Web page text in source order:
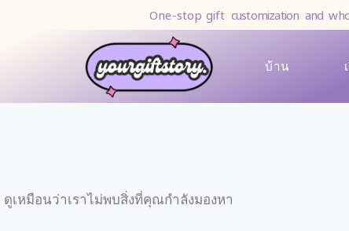
One-stop gift customization and
บ้าน
ดูเหมือนว่าเราไม่พบสิ่งที่คุณกำลังมองหา